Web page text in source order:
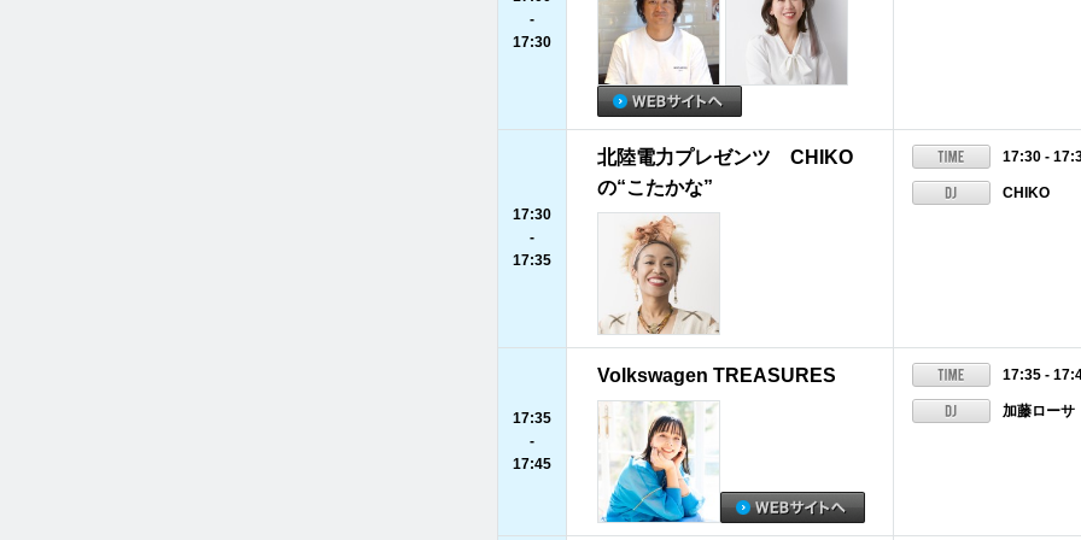
-
17:30
17:30
-
17:35
北陸電力プレゼンツ CHIKO
の“こたかな”
17:30 -
CHIKO
17:35
-
17:45
Volkswagen TREASURES 17:35 -
加藤ローサ